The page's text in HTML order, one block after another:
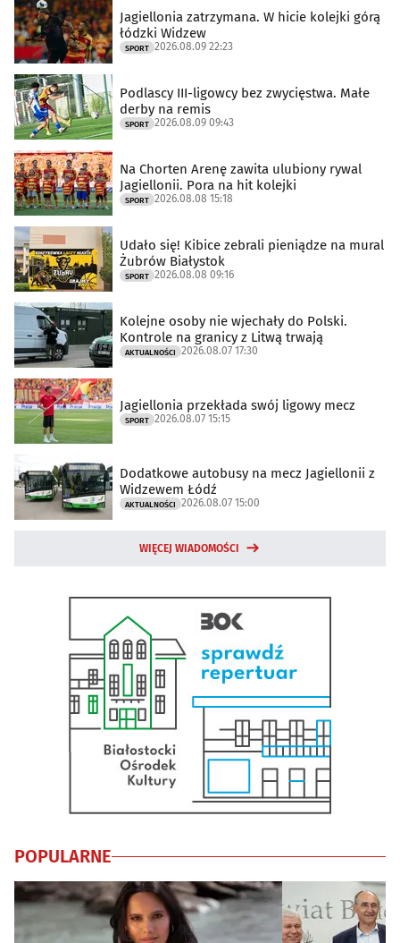
Jagiellonia zatrzymana. W hicie kolejki górą
łódzki Widzew
SPORT 2026.08.09 22:23
Podlascy III-ligowcy bez zwycięstwa. Małe
derby na remis
SPORT 2026.08.09 09:43
Na Chorten Arenę zawita ulubiony rywal
Jagiellonii. Pora na hit kolejki
SPORT 2026.08.08 15:18
Udało się! Kibice zebrali pieniądze na mural
Żubrów Białystok
SPORT 2026.08.08 09:16
Kolejne osoby nie wjechały do Polski.
Kontrole na granicy z Litwą trwają
AKTUALNOŚCI 2026.08.07 17:30
Jagiellonia przekłada swój ligowy mecz
SPORT 2026.08.07 15:15
Dodatkowe autobusy na mecz Jagiellonii z
Widzewem Łódź
AKTUALNOŚCI 2026.08.07 15:00
WIĘCEJ WIADOMOŚCI
POPULARNE